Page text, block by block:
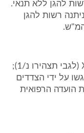
להגן ללא תנאי.
- ניתנה רשות להגן
לפניי העידו X (לגבי תצהירו ת/1); X (לגבי תצהירו נ/1);
2). כמו כן, הוגשו על ידי הצדדים
הועדה הרפואית